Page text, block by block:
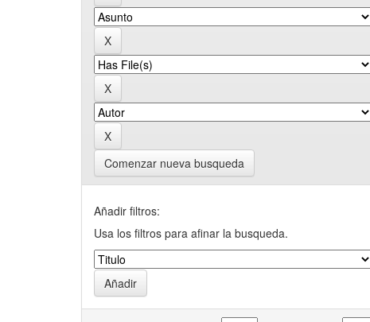
Comenzar nueva busqueda
Añadir filtros:
Usa los filtros para afinar la busqueda.